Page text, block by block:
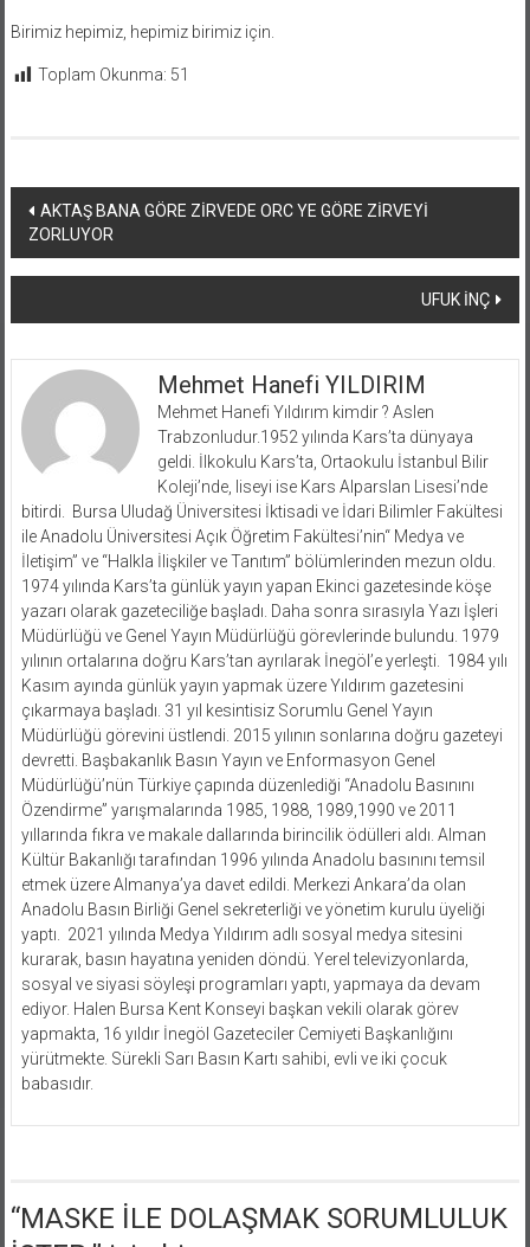
Birimiz hepimiz, hepimiz birimiz için.
Toplam Okunma: 51
Yazı
dolaşımı
AKTAŞ BANA GÖRE ZİRVEDE ORC YE GÖRE ZİRVEYİ
ZORLUYOR
UFUK İNÇ
Mehmet Hanefi YILDIRIM
Mehmet Hanefi Yıldırım kimdir ? Aslen
Trabzonludur.1952 yılında Kars’ta dünyaya
geldi. İlkokulu Kars’ta, Ortaokulu İstanbul Bilir
Koleji’nde, liseyi ise Kars Alparslan Lisesi’nde
bitirdi. Bursa Uludağ Üniversitesi İktisadi ve İdari Bilimler Fakültesi
ile Anadolu Üniversitesi Açık Öğretim Fakültesi’nin“ Medya ve
İletişim” ve “Halkla İlişkiler ve Tanıtım” bölümlerinden mezun oldu.
1974 yılında Kars’ta günlük yayın yapan Ekinci gazetesinde köşe
yazarı olarak gazeteciliğe başladı. Daha sonra sırasıyla Yazı İşleri
Müdürlüğü ve Genel Yayın Müdürlüğü görevlerinde bulundu. 1979
yılının ortalarına doğru Kars’tan ayrılarak İnegöl’e yerleşti. 1984 yılı
Kasım ayında günlük yayın yapmak üzere Yıldırım gazetesini
çıkarmaya başladı. 31 yıl kesintisiz Sorumlu Genel Yayın
Müdürlüğü görevini üstlendi. 2015 yılının sonlarına doğru gazeteyi
devretti. Başbakanlık Basın Yayın ve Enformasyon Genel
Müdürlüğü’nün Türkiye çapında düzenlediği “Anadolu Basınını
Özendirme” yarışmalarında 1985, 1988, 1989,1990 ve 2011
yıllarında fıkra ve makale dallarında birincilik ödülleri aldı. Alman
Kültür Bakanlığı tarafından 1996 yılında Anadolu basınını temsil
etmek üzere Almanya’ya davet edildi. Merkezi Ankara’da olan
Anadolu Basın Birliği Genel sekreterliği ve yönetim kurulu üyeliği
yaptı. 2021 yılında Medya Yıldırım adlı sosyal medya sitesini
kurarak, basın hayatına yeniden döndü. Yerel televizyonlarda,
sosyal ve siyasi söyleşi programları yaptı, yapmaya da devam
ediyor. Halen Bursa Kent Konseyi başkan vekili olarak görev
yapmakta, 16 yıldır İnegöl Gazeteciler Cemiyeti Başkanlığını
yürütmekte. Sürekli Sarı Basın Kartı sahibi, evli ve iki çocuk
babasıdır.
“MASKE İLE DOLAŞMAK SORUMLULUK